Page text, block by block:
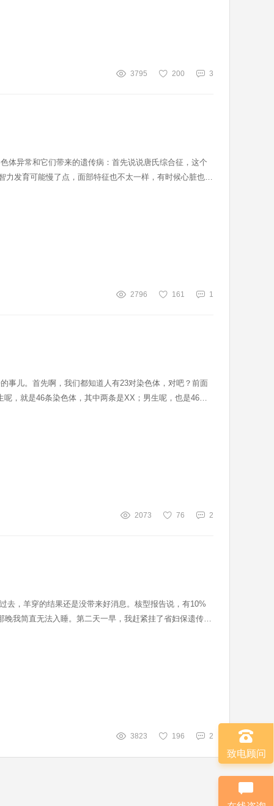
3795 200 3
体异常和它们带来的遗传病：首先说说唐氏综合征，这个
力发育可能慢了点，面部特征也不太一样，有时候心脏也会
2796 161 1
事儿。首先啊，我们都知道人有23对染色体，对吧？前面
，就是46条染色体，其中两条是XX；男生呢，也是46
2073 76 2
去，羊穿的结果还是没带来好消息。核型报告说，有10%
我简直无法入睡。第二天一早，我赶紧挂了省妇保遗传科
3823 196 2
致电顾问